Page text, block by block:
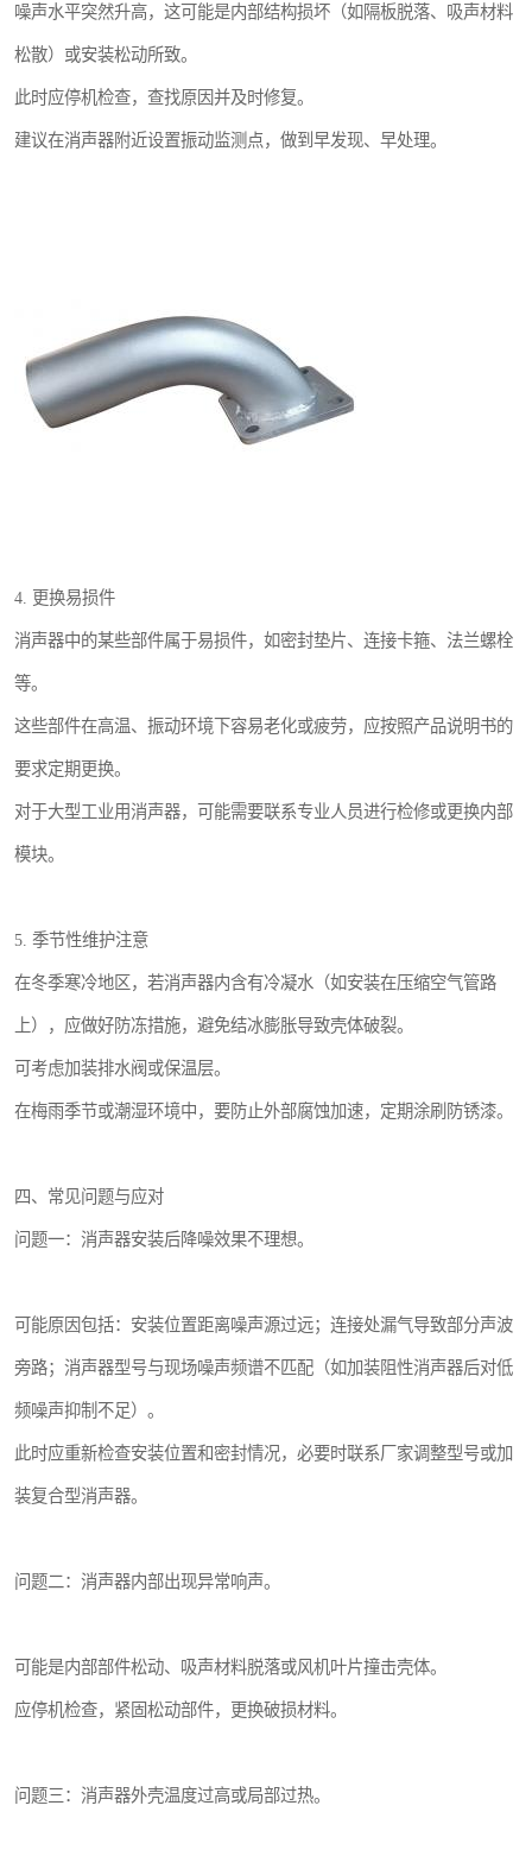
噪声水平突然升高，这可能是内部结构损坏（如隔板脱落、吸声材料
松散）或安装松动所致。
此时应停机检查，查找原因并及时修复。
建议在消声器附近设置振动监测点，做到早发现、早处理。
4. 更换易损件
消声器中的某些部件属于易损件，如密封垫片、连接卡箍、法兰螺栓
等。
这些部件在高温、振动环境下容易老化或疲劳，应按照产品说明书的
要求定期更换。
对于大型工业用消声器，可能需要联系专业人员进行检修或更换内部
模块。
5. 季节性维护注意
在冬季寒冷地区，若消声器内含有冷凝水（如安装在压缩空气管路
上），应做好防冻措施，避免结冰膨胀导致壳体破裂。
可考虑加装排水阀或保温层。
在梅雨季节或潮湿环境中，要防止外部腐蚀加速，定期涂刷防锈漆。
四、常见问题与应对
问题一：消声器安装后降噪效果不理想。
可能原因包括：安装位置距离噪声源过远；连接处漏气导致部分声波
旁路；消声器型号与现场噪声频谱不匹配（如加装阻性消声器后对低
频噪声抑制不足）。
此时应重新检查安装位置和密封情况，必要时联系厂家调整型号或加
装复合型消声器。
问题二：消声器内部出现异常响声。
可能是内部部件松动、吸声材料脱落或风机叶片撞击壳体。
应停机检查，紧固松动部件，更换破损材料。
问题三：消声器外壳温度过高或局部过热。